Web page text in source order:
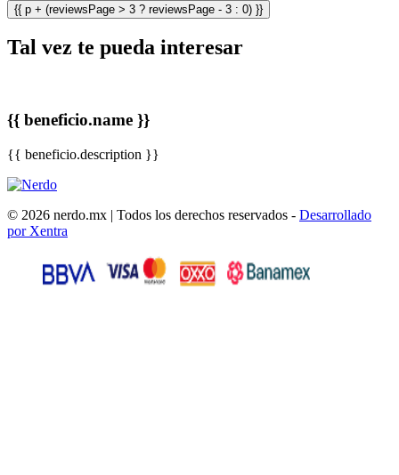
{{ p + (reviewsPage > 3 ? reviewsPage - 3 : 0) }}
Tal vez te pueda interesar
{{ beneficio.name }}
{{ beneficio.description }}
© 2026 nerdo.mx | Todos los derechos reservados - Desarrollado
por Xentra